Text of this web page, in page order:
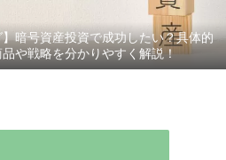
暗号資産投資で成功したい？具体的
品や戦略を分かりやすく解説！